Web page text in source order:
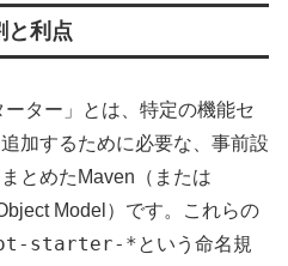
と利点
ター」とは、特定の機能セ
加するために必要な、事前設
とめたMaven（または
Model）です。これらの
starter-*という命名規